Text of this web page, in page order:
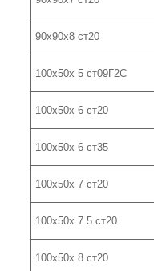
90х90х8 ст20
100х50х 5 ст09Г2С
100х50х 6 ст20
100х50х 6 ст35
100х50х 7 ст20
100х50х 7.5 ст20
100х50х 8 ст20